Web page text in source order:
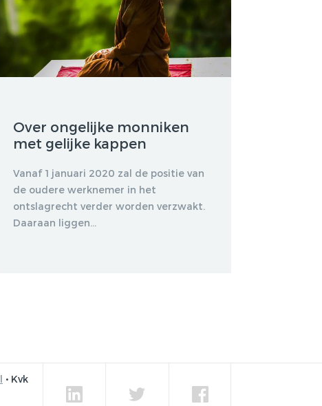
Over ongelijke monniken
met gelijke kappen
Vanaf 1 januari 2020 zal de positie van
de oudere werknemer in het
ontslagrecht verder worden verzwakt.
Daaraan liggen...
• Kvk